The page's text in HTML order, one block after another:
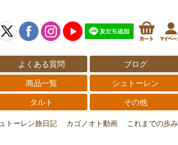
よくある質問
ブログ
商品一覧
シュトーレン
タルト その他
トーレン旅日記 カゴノオト動画 これまでの歩み